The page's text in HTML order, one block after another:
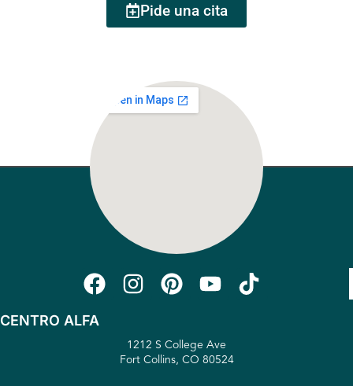
Pide una cita
CENTRO ALFA
1212 S College Ave
Fort Collins, CO 80524